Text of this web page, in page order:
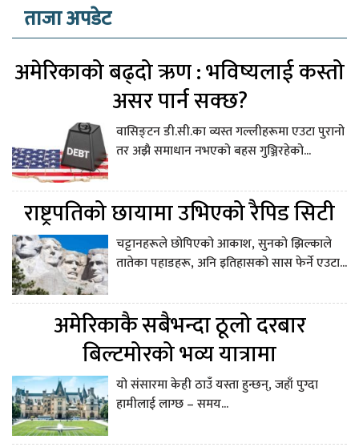
ताजा अपडेट
अमेरिकाको बढ्दो ऋण : भविष्यलाई कस्तो
असर पार्न सक्छ?
वासिङ्टन डी.सी.का व्यस्त गल्लीहरूमा एउटा पुरानो
तर अझै समाधान नभएको बहस गुञ्जिरहेको...
राष्ट्रपतिको छायामा उभिएको रैपिड सिटी
चट्टानहरूले छोपिएको आकाश, सुनको झिल्काले
तातेका पहाडहरू, अनि इतिहासको सास फेर्ने एउटा...
अमेरिकाकै सबैभन्दा ठूलो दरबार
बिल्टमोरको भव्य यात्रामा
यो संसारमा केही ठाउँ यस्ता हुन्छन्, जहाँ पुग्दा
हामीलाई लाग्छ – समय...